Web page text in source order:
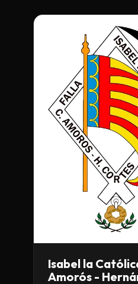
Isabel la
Amorós -